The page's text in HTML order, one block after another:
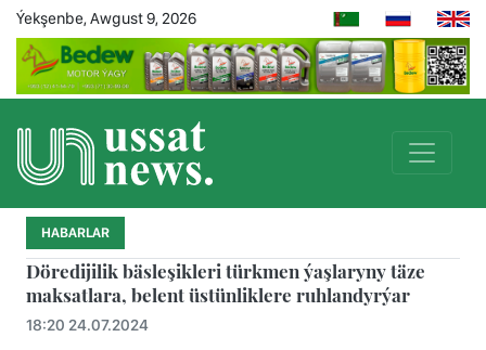
Ýekşenbe, Awgust 9, 2026
HABARLAR
Döredijilik bäsleşikleri türkmen ýaşlaryny täze
maksatlara, belent üstünliklere ruhlandyrýar
18:20 24.07.2024